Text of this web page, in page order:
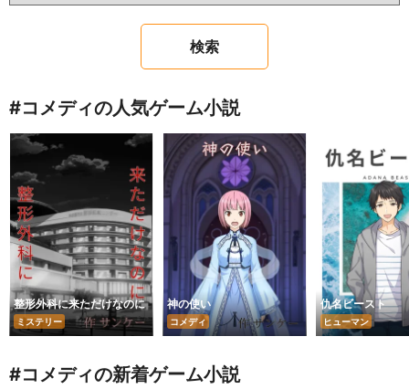
#コメディの人気ゲーム小説
整形外科に来ただけなのに
ミステリー
神の使い
コメディ
仇名ビースト
ヒューマン
#コメディの新着ゲーム小説